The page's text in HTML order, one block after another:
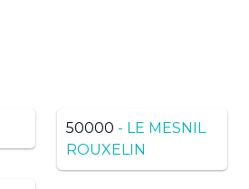
50000 - LE MESNIL
ROUXELIN